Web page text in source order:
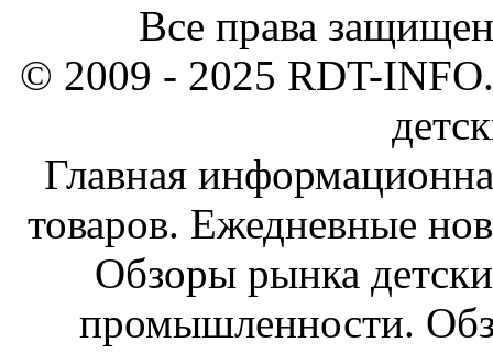
Все права
© 2009 - 2025 RDT-
Главная
товаров. Ежедневные
Обзоры рынка
промышленности.